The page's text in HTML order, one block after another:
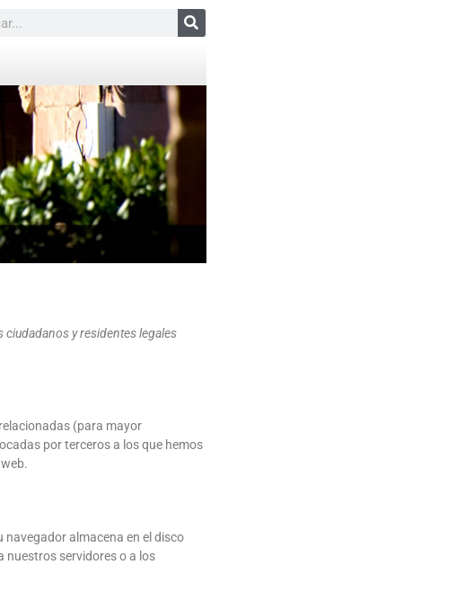
ciudadanos y residentes legales
(para mayor
por terceros a los que hemos
navegador almacena en el disco
nuestros servidores o a los